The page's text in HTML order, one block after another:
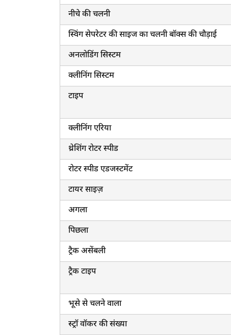
नीचे की चलनी
स्विंग सेपरेटर की साइज का चलनी बॉक्स की चौड़ाई
अनलोडिंग सिस्टम
क्लीनिंग सिस्टम
टाइप
क्लीनिंग एरिया
थ्रेशिंग रोटर स्पीड
रोटर स्पीड एडजस्टमेंट
टायर साइज़
अगला
पिछला
ट्रैक असेंबली
ट्रैक टाइप
भूसे से चलने वाला
स्ट्रॉ वॉकर की संख्या